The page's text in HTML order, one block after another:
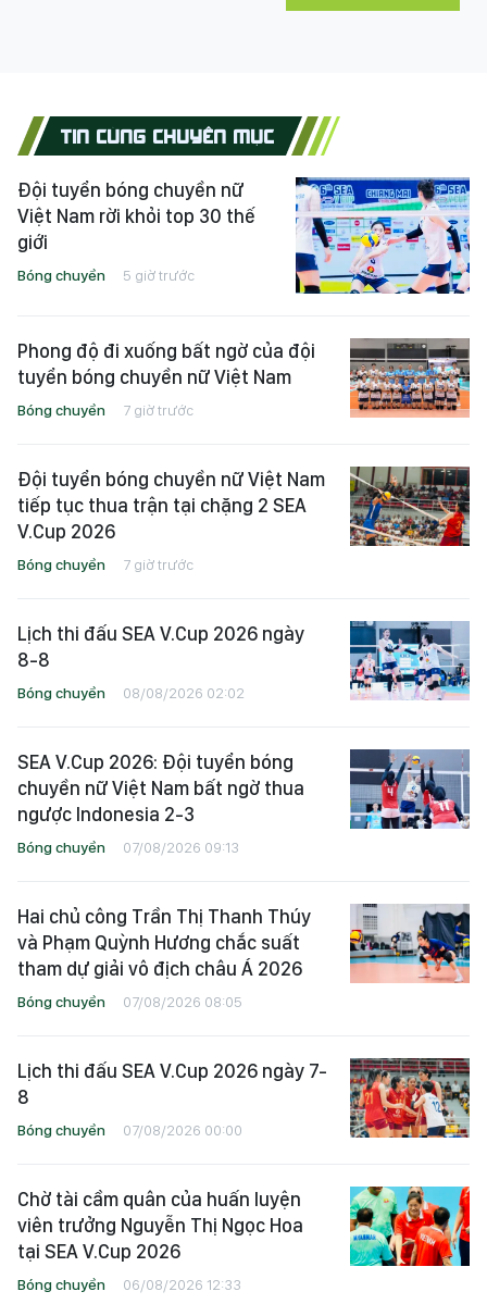
TIN CÙNG CHUYÊN MỤC
Đội tuyển bóng chuyền nữ
Việt Nam rời khỏi top 30 thế
giới
Bóng chuyền 5 giờ trước
Phong độ đi xuống bất ngờ của đội
tuyển bóng chuyền nữ Việt Nam
Bóng chuyền 7 giờ trước
Đội tuyển bóng chuyền nữ Việt Nam
tiếp tục thua trận tại chặng 2 SEA
V.Cup 2026
Bóng chuyền 7 giờ trước
Lịch thi đấu SEA V.Cup 2026 ngày
8-8
Bóng chuyền 08/08/2026 02:02
SEA V.Cup 2026: Đội tuyển bóng
chuyền nữ Việt Nam bất ngờ thua
ngược Indonesia 2-3
Bóng chuyền 07/08/2026 09:13
Hai chủ công Trần Thị Thanh Thúy
và Phạm Quỳnh Hương chắc suất
tham dự giải vô địch châu Á 2026
Bóng chuyền 07/08/2026 08:05
Lịch thi đấu SEA V.Cup 2026 ngày 7-
8
Bóng chuyền 07/08/2026 00:00
Chờ tài cầm quân của huấn luyện
viên trưởng Nguyễn Thị Ngọc Hoa
tại SEA V.Cup 2026
Bóng chuyền 06/08/2026 12:33